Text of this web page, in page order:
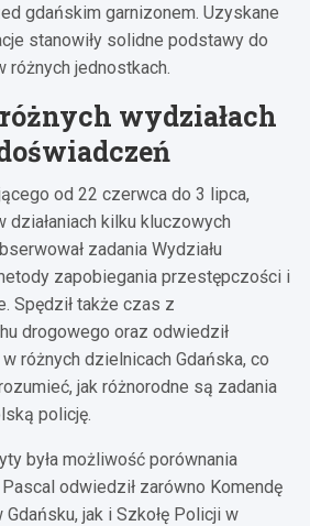
gdańskim garnizonem. Uzyskane
stanowiły solidne podstawy do
różnych jednostkach.
wydziałach
od 22 czerwca do 3 lipca,
działaniach kilku kluczowych
zadania Wydziału
zapobiegania przestępczości i
Spędził także czas z
drogowego oraz odwiedził
różnych dzielnicach Gdańska, co
jak różnorodne są zadania
policję.
była możliwość porównania
odwiedził zarówno Komendę
jak i Szkołę Policji w